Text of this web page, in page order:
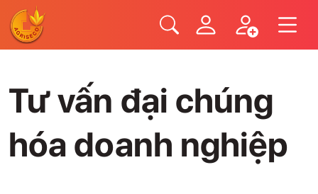
Sản phẩm/Dịch vụ Tư vấn Doanh nghiệp
Tư vấn đại chúng
hóa doanh nghiệp